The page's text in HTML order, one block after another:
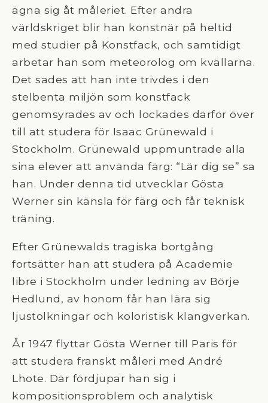
ägna sig åt måleriet. Efter andra
världskriget blir han konstnär på heltid
med studier på Konstfack, och samtidigt
arbetar han som meteorolog om kvällarna.
Det sades att han inte trivdes i den
stelbenta miljön som konstfack
genomsyrades av och lockades därför över
till att studera för Isaac Grünewald i
Stockholm. Grünewald uppmuntrade alla
sina elever att använda färg: “Lär dig se” sa
han. Under denna tid utvecklar Gösta
Werner sin känsla för färg och får teknisk
träning.
Efter Grünewalds tragiska bortgång
fortsätter han att studera på Academie
libre i Stockholm under ledning av Börje
Hedlund, av honom får han lära sig
ljustolkningar och koloristisk klangverkan.
År 1947 flyttar Gösta Werner till Paris för
att studera franskt måleri med André
Lhote. Där fördjupar han sig i
kompositionsproblem och analytisk